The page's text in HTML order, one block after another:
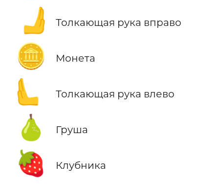
🫸 Толкающая рука вправо
🪙 Монета
🫷 Толкающая рука влево
🍐 Груша
🍓 Клубника